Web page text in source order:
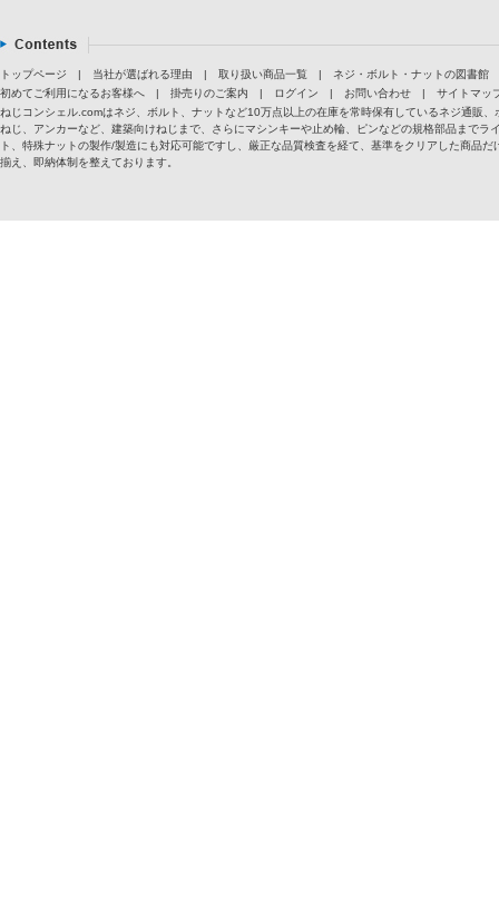
トップページ | 当社が選ばれる理由 | 取り扱い商品一覧 |
ネジ・ボルト・ナットの図書館
初めてご利用になるお客様へ
| 掛売りのご案内 | ログイン | お問い合わせ |
サイトマッ
ねじコンシェル.comはネジ、ボルト、ナットなど10万点以上の在庫を常時保有しているネジ通販
ねじ、アンカーなど、建築向けねじまで、さらにマシンキーや止め輪、ピンなどの規格部品まで
ト、特殊ナットの製作/製造にも対応可能ですし、厳正な品質検査を経て、基準をクリアした商品
揃え、即納体制を整えております。